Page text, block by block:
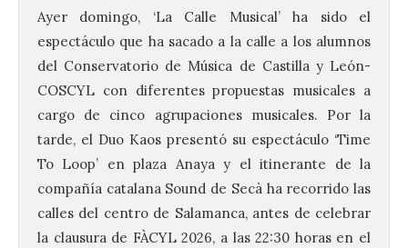
Ayer domingo, ‘La Calle Musical’ ha sido el
espectáculo que ha sacado a la calle a los alumnos
del Conservatorio de Música de Castilla y León-
COSCYL con diferentes propuestas musicales a
cargo de cinco agrupaciones musicales. Por la
tarde, el Duo Kaos presentó su espectáculo ‘Time
To Loop’ en plaza Anaya y el itinerante de la
compañía catalana Sound de Secà ha recorrido las
calles del centro de Salamanca, antes de celebrar
la clausura de FÀCYL 2026, a las 22:30 horas en el
UPL insta a la Junta a
actuar para salvar el
castillo del Asmesnal, un
BIC en estado de ruina
Un Bien de Interés
Cultural abandonado
desde 1949. Los
procuradores leonesistas
plantean que la Junta
contacte cuanto antes con los